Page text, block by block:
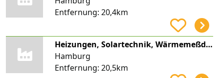
Entfernung: 20,4km
Heizungen, Solartechnik, Wärmemeßdienst Gert Degler e.K.
Hamburg
Entfernung: 20,5km